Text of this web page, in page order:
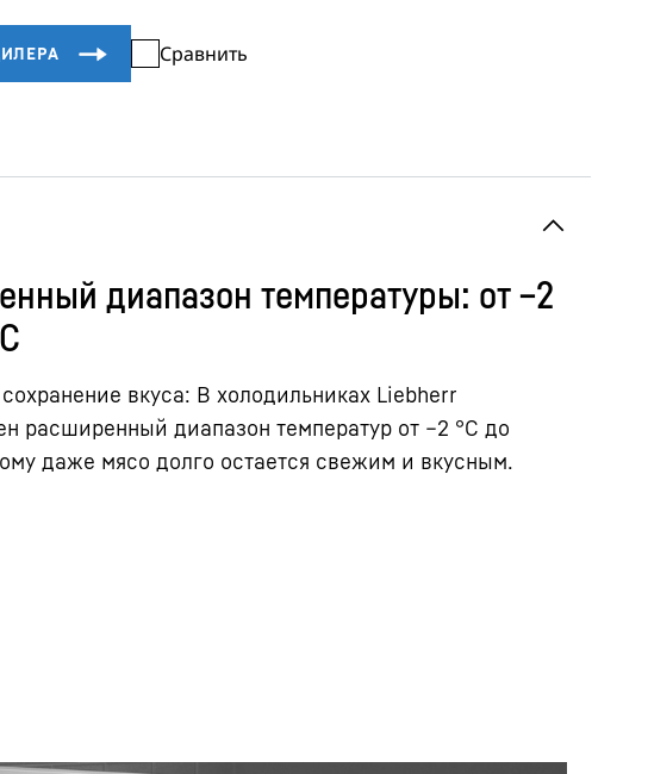
Сравнить
диапазон температуры: от –2
вкуса: В холодильниках Liebherr
расширенный диапазон температур от –2 °C до
даже мясо долго остается свежим и вкусным.